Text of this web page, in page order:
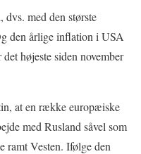
med den største
den årlige inflation i USA
højeste siden november
at en række europæiske
med Rusland såvel som
ramt Vesten. Ifølge den